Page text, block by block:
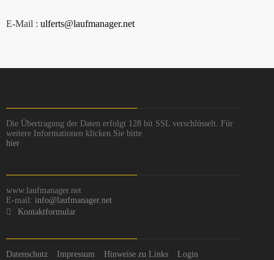
E-Mail : ulferts@laufmanager.net
Die Übertragung der Daten erfolgt 128 bit SSL verschlüsselt. Für
weitere Informationen klicken Sie bitte
hier
www.laufmanager.net
E-mail: info@laufmanager.net
Kontaktformular
Datenschutz Impressum Hinweise zu Links Login